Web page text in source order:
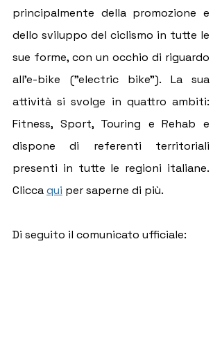
principalmente della promozione e
dello sviluppo del ciclismo in tutte le
sue forme, con un occhio di riguardo
all’e-bike ("electric bike"). La sua
attività si svolge in quattro ambiti:
Fitness, Sport, Touring e Rehab e
dispone di referenti territoriali
presenti in tutte le regioni italiane.
Clicca qui per saperne di più.
Di seguito il comunicato ufficiale: